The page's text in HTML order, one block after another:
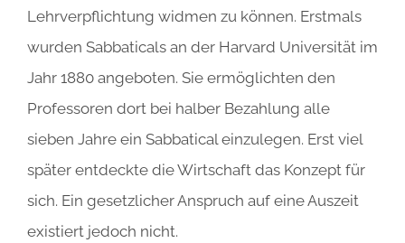
Lehrverpflichtung widmen zu können. Erstmals
wurden Sabbaticals an der Harvard Universität im
Jahr 1880 angeboten. Sie ermöglichten den
Professoren dort bei halber Bezahlung alle
sieben Jahre ein Sabbatical einzulegen. Erst viel
später entdeckte die Wirtschaft das Konzept für
sich. Ein gesetzlicher Anspruch auf eine Auszeit
existiert jedoch nicht.